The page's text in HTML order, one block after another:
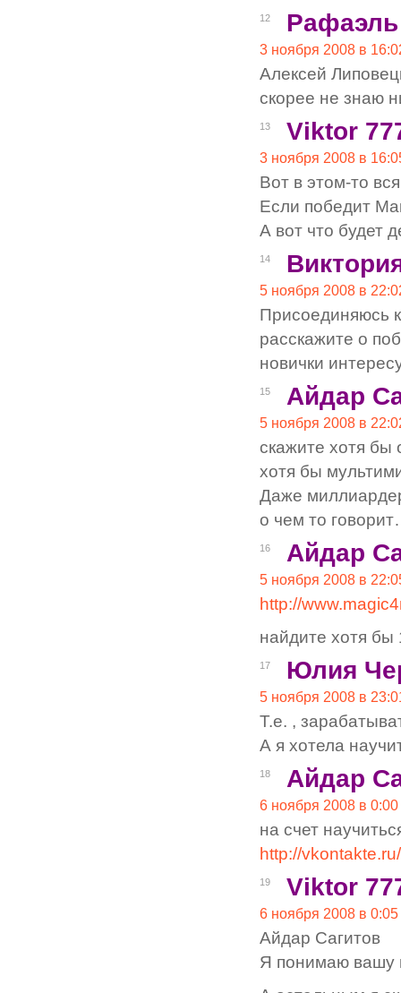
12
3 ноября 2008 в
Алексей
скорее не знаю
13 Viktor
3 ноября 2008 в
Вот в этом-то
Если победит
А вот что будет
14
5 ноября 2008 в
Присоединяюсь
расскажите о
новички
15 Айдар
5 ноября 2008 в
скажите хотя бы
хотя бы
Даже
о чем то
16 Айдар
5 ноября 2008 в
http://
найдите хотя бы
17 Юлия
5 ноября 2008 в
Т.е. ,
А я хотела
18 Айдар
6 ноября 2008 в 0:00
на счет
http://
19 Viktor
6 ноября 2008 в 0:05
Айдар Сагитов
Я понимаю вашу